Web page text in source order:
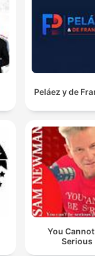
Peláez y de
You Cannot
Serious